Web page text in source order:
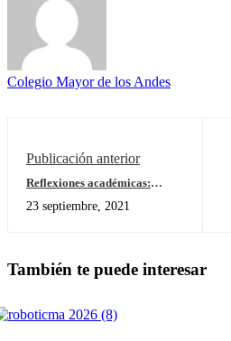
Colegio Mayor de los Andes
Publicación anterior
Reflexiones académicas:
que significa vida (Bioma)”
23 septiembre, 2021
También te puede interesar